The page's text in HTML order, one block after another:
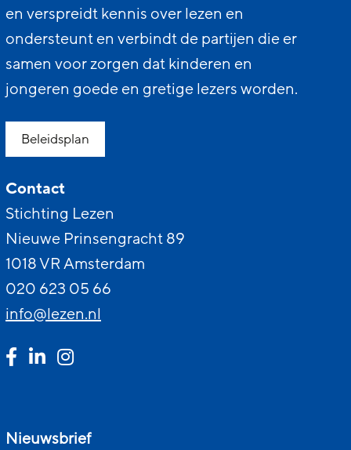
en verspreidt kennis over lezen en
ondersteunt en verbindt de partijen die er
samen voor zorgen dat kinderen en
jongeren goede en gretige lezers worden.
Beleidsplan
Contact
Stichting Lezen
Nieuwe Prinsengracht 89
1018 VR Amsterdam
020 623 05 66
info@lezen.nl
Nieuwsbrief